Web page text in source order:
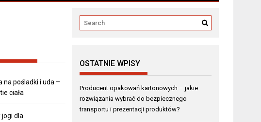
na pośladki i uda –
ciała
jogi dla
OSTATNIE WPISY
Producent opakowań kartonowych – jakie
rozwiązania wybrać do bezpiecznego
transportu i prezentacji produktów?